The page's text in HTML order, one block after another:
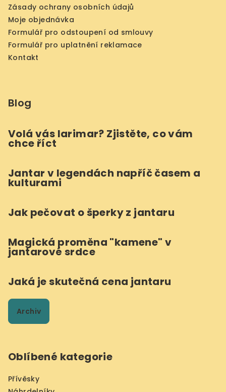
Zásady ochrany osobních údajů
Moje objednávka
Formulář pro odstoupení od smlouvy
Formulář pro uplatnění reklamace
Kontakt
Blog
Volá vás larimar? Zjistěte, co vám
chce říct
Jantar v legendách napříč časem a
kulturami
Jak pečovat o šperky z jantaru
Magická proměna "kamene" v
jantarové srdce
Jaká je skutečná cena jantaru
Archiv
Oblíbené kategorie
Přívěsky